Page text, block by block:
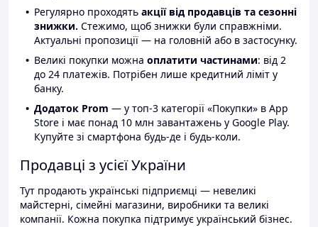
Регулярно проходять акції від продавців та сезонні
знижки. Стежимо, щоб знижки були справжніми.
Актуальні пропозиції — на головній або в застосунку.
Великі покупки можна оплатити частинами: від 2
до 24 платежів. Потрібен лише кредитний ліміт у
банку.
Додаток Prom — у топ-3 категорії «Покупки» в App
Store і має понад 10 млн завантажень у Google Play.
Купуйте зі смартфона будь-де і будь-коли.
Продавці з усієї України
Тут продають українські підприємці — невеликі
майстерні, сімейні магазини, виробники та великі
компанії. Кожна покупка підтримує український бізнес.